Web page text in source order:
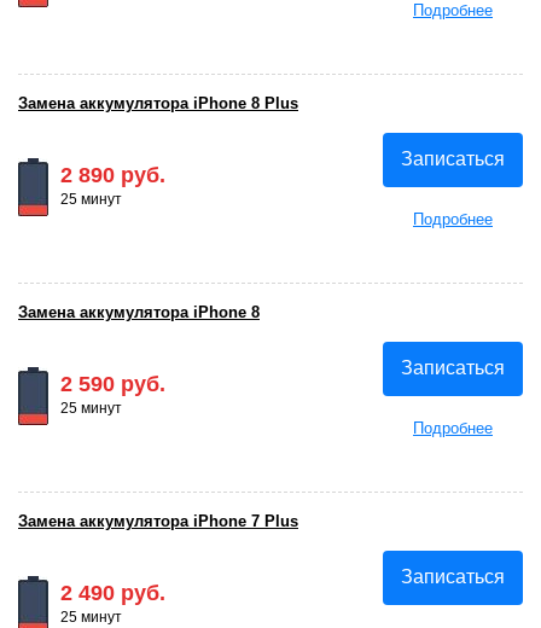
Подробнее
2 890 руб.
25 минут
Записаться
Подробнее
Замена аккумулятора iPhone 8 Plus
2 590 руб.
25 минут
Записаться
Подробнее
Замена аккумулятора iPhone 8
2 490 руб.
25 минут
Записаться
Замена аккумулятора iPhone 7 Plus